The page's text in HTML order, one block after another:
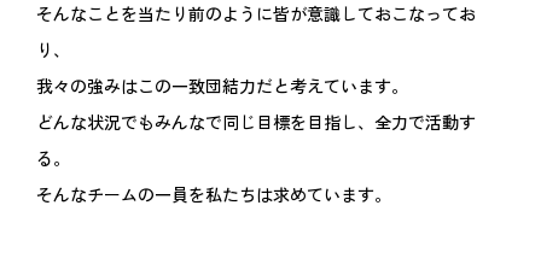
そんなことを当たり前のように皆が意識しておこなってお
り、
我々の強みはこの一致団結力だと考えています。
どんな状況でもみんなで同じ目標を目指し、全力で活動す
る。
そんなチームの一員を私たちは求めています。